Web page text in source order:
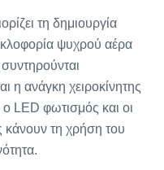
τη δημιουργία
ψυχρού αέρα
η ανάγκη χειροκίνητης
LED φωτισμός και οι
κάνουν τη χρήση του